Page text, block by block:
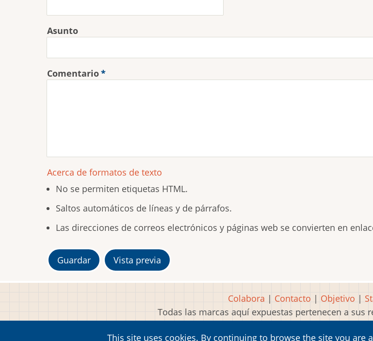
Asunto
Comentario
Acerca de formatos de texto
No se permiten etiquetas HTML.
Saltos automáticos de líneas y de párrafos.
Las direcciones de correos electrónicos y páginas web se convierten en
Colabora | Contacto | Objetivo |
Todas las marcas aquí expuestas pertenecen a sus
This site uses cookies. By continuing to browse the site you are